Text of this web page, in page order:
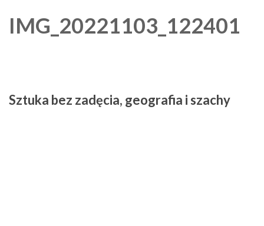
IMG_20221103_122401
Sztuka bez zadęcia, geografia i szachy